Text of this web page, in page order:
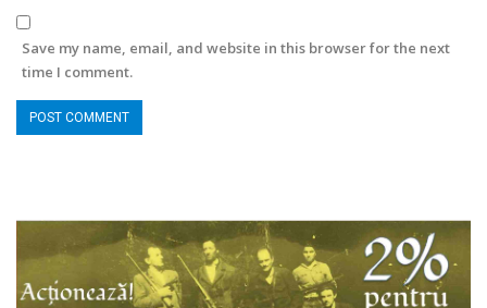
Save my name, email, and website in this browser for the next
time I comment.